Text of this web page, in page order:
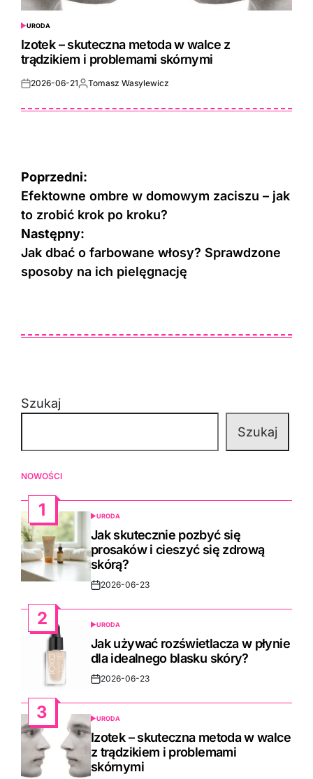
POSTED
IN
URODA
Izotek – skuteczna metoda w walce z
trądzikiem i problemami skórnymi
Posted
2026-06-21Posted
Tomasz Wasylewicz
Nawigacja
wpisu
Poprzedni:
Efektowne ombre w domowym zaciszu – jak
to zrobić krok po kroku?
Następny:
Jak dbać o farbowane włosy? Sprawdzone
sposoby na ich pielęgnację
Szukaj
Szukaj
NOWOŚCI
1
POSTED
IN
URODA
Jak skutecznie pozbyć się
prosaków i cieszyć się zdrową
skórą?
Post2026-06-23
2
POSTED
IN
URODA
Jak używać rozświetlacza w płynie
dla idealnego blasku skóry?
Post2026-06-23
3
POSTED
IN
URODA
Izotek – skuteczna metoda w walce
z trądzikiem i problemami
skórnymi